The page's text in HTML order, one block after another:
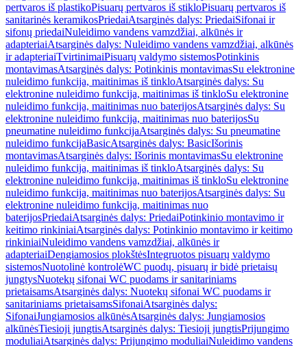
pertvaros iš plastikoPisuarų pertvaros iš stikloPisuarų pertvaros iš
sanitarinės keramikosPriedaiAtsarginės dalys: PriedaiSifonai ir
sifonų priedaiNuleidimo vandens vamzdžiai, alkūnės ir
adapteriaiAtsarginės dalys: Nuleidimo vandens vamzdžiai, alkūnės
ir adapteriaiTvirtinimaiPisuarų valdymo sistemosPotinkinis
montavimasAtsarginės dalys: Potinkinis montavimasSu elektronine
nuleidimo funkcija, maitinimas iš tinkloAtsarginės dalys: Su
elektronine nuleidimo funkcija, maitinimas iš tinkloSu elektronine
nuleidimo funkcija, maitinimas nuo baterijosAtsarginės dalys: Su
elektronine nuleidimo funkcija, maitinimas nuo baterijosSu
pneumatine nuleidimo funkcijaAtsarginės dalys: Su pneumatine
nuleidimo funkcijaBasicAtsarginės dalys: BasicIšorinis
montavimasAtsarginės dalys: Išorinis montavimasSu elektronine
nuleidimo funkcija, maitinimas iš tinkloAtsarginės dalys: Su
elektronine nuleidimo funkcija, maitinimas iš tinkloSu elektronine
nuleidimo funkcija, maitinimas nuo baterijosAtsarginės dalys: Su
elektronine nuleidimo funkcija, maitinimas nuo
baterijosPriedaiAtsarginės dalys: PriedaiPotinkinio montavimo ir
keitimo rinkiniaiAtsarginės dalys: Potinkinio montavimo ir keitimo
rinkiniaiNuleidimo vandens vamzdžiai, alkūnės ir
adapteriaiDengiamosios plokštėsIntegruotos pisuarų valdymo
sistemosNuotolinė kontrolėWC puodų, pisuarų ir bidė prietaisų
jungtysNuotekų sifonai WC puodams ir sanitariniams
prietaisamsAtsarginės dalys: Nuotekų sifonai WC puodams ir
sanitariniams prietaisamsSifonaiAtsarginės dalys:
SifonaiJungiamosios alkūnėsAtsarginės dalys: Jungiamosios
alkūnėsTiesioji jungtisAtsarginės dalys: Tiesioji jungtisPrijungimo
moduliaiAtsarginės dalys: Prijungimo moduliaiNuleidimo vandens